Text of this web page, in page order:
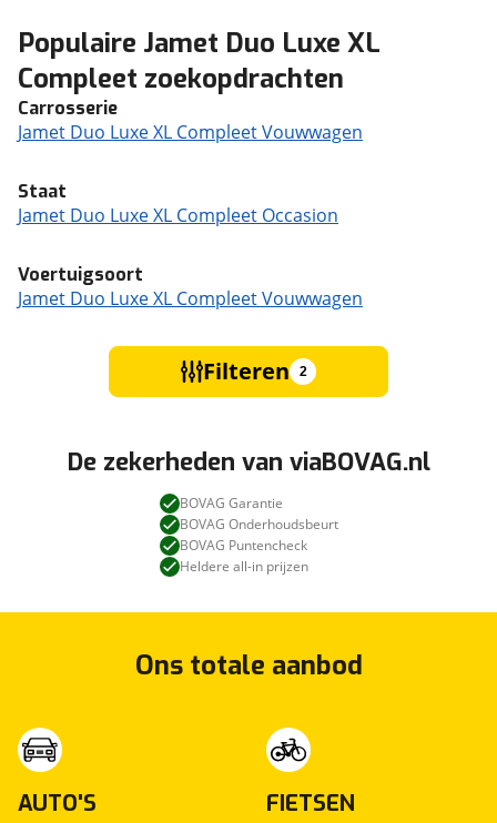
Populaire Jamet Duo Luxe XL
Compleet zoekopdrachten
Carrosserie
Jamet Duo Luxe XL Compleet Vouwwagen
Staat
Jamet Duo Luxe XL Compleet Occasion
Voertuigsoort
Jamet Duo Luxe XL Compleet Vouwwagen
Filteren 2
De zekerheden van viaBOVAG.nl
BOVAG Garantie
BOVAG Onderhoudsbeurt
BOVAG Puntencheck
Heldere all-in prijzen
Ons totale aanbod
AUTO'S FIETSEN